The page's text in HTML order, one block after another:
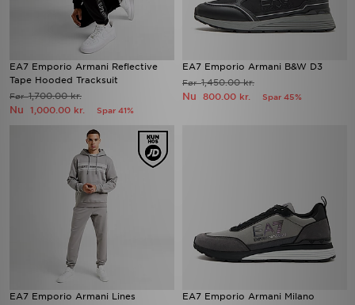
EA7 Emporio Armani Reflective
Tape Hooded Tracksuit
Før1,700.00 kr.
Nu 1,000.00 kr. Spar 41%
EA7 Emporio Armani B&W D3
Før1,450.00 kr.
Nu 800.00 kr. Spar 45%
EA7 Emporio Armani Lines
EA7 Emporio Armani Milano